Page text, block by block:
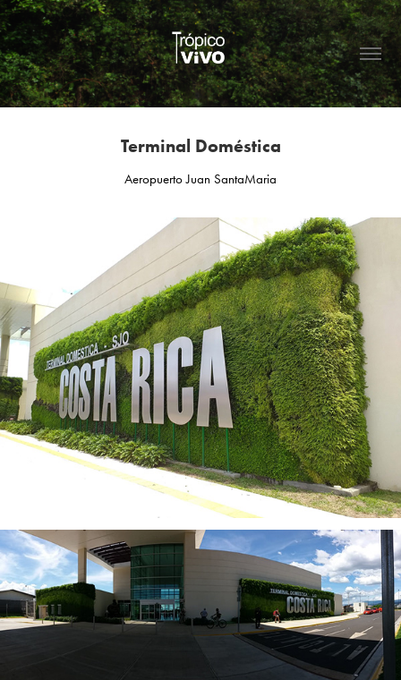
Terminal Doméstica
Aeropuerto Juan SantaMaria